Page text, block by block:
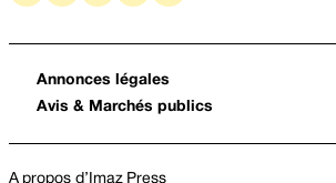
Annonces légales
Avis & Marchés publics
A propos d’Imaz Press